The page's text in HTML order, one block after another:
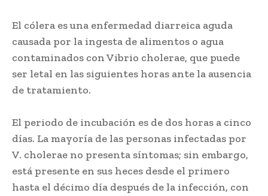
El cólera es una enfermedad diarreica aguda
causada por la ingesta de alimentos o agua
contaminados con Vibrio cholerae, que puede
ser letal en las siguientes horas ante la ausencia
de tratamiento.
El periodo de incubación es de dos horas a cinco
días. La mayoría de las personas infectadas por
V. cholerae no presenta síntomas; sin embargo,
está presente en sus heces desde el primero
hasta el décimo día después de la infección, con